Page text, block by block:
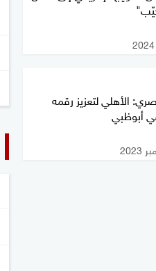
الأهلي لتعزيز رقمه
أبوظبي